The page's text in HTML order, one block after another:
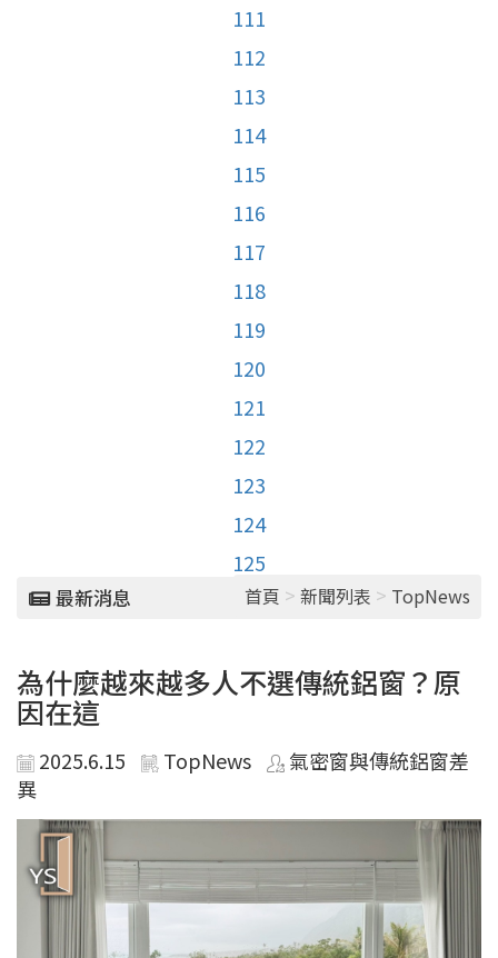
111
112
113
114
115
116
117
118
119
120
121
122
123
124
125
最新消息 首頁 > 新聞列表 > TopNews
為什麼越來越多人不選傳統鋁窗？原
因在這
2025.6.15 TopNews
氣密窗與傳統鋁窗差
異